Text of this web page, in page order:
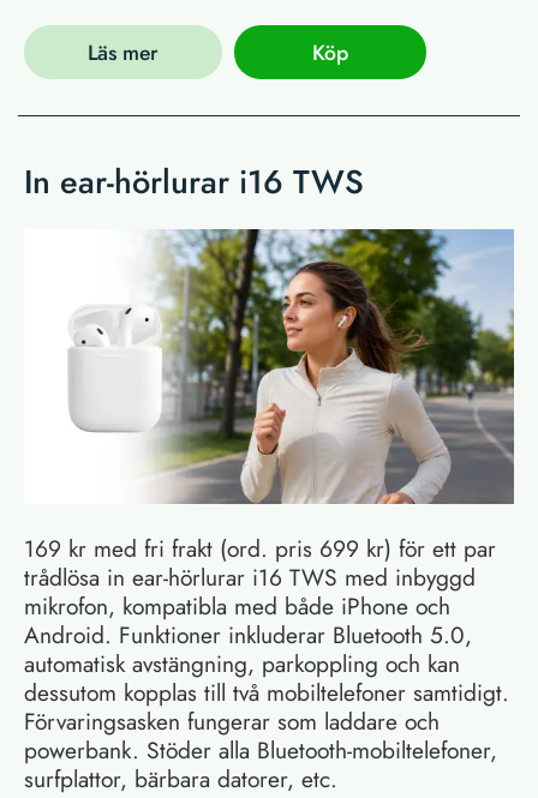
Läs mer Köp
In ear-hörlurar i16 TWS
169 kr med fri frakt (ord. pris 699 kr) för ett par
trådlösa in ear-hörlurar i16 TWS med inbyggd
mikrofon, kompatibla med både iPhone och
Android. Funktioner inkluderar Bluetooth 5.0,
automatisk avstängning, parkoppling och kan
dessutom kopplas till två mobiltelefoner samtidigt.
Förvaringsasken fungerar som laddare och
powerbank. Stöder alla Bluetooth-mobiltelefoner,
surfplattor, bärbara datorer, etc.